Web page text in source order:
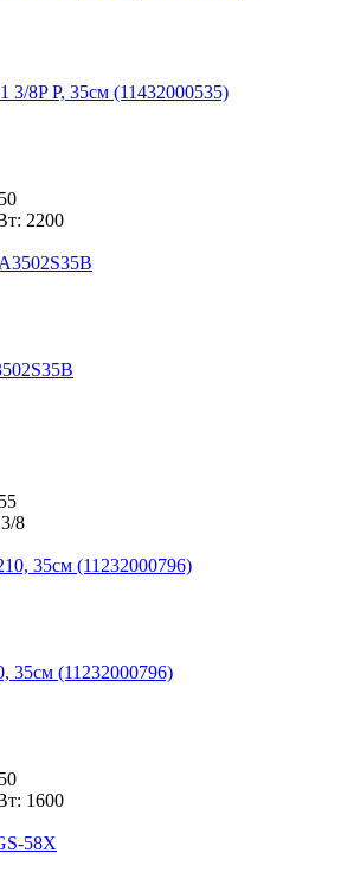
3/8P P, 35см (11432000535)
2200
3/8
35см (11232000796)
1600